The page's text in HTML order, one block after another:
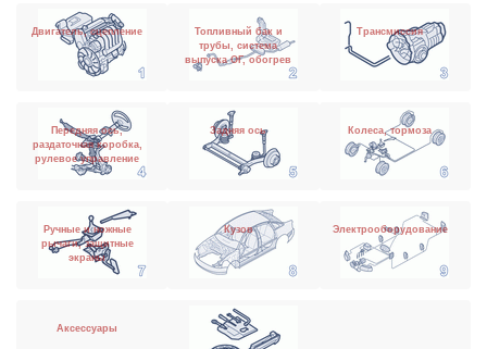
Двигатель, сцепление
Топливный бак и
трубы, система
выпуска ОГ, обогрев
Трансмиссия
Передняя ось,
раздаточная коробка,
рулевое управление
Задняя ось Колеса, тормоза
Ручные и ножные
рычаги, защитные
экраны
Кузов Электрооборудование
Аксессуары